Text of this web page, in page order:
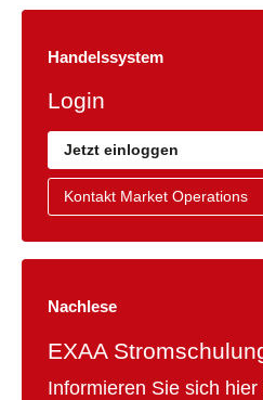
Handelssystem
Login
Jetzt einloggen
Kontakt Market Operations
Nachlese
EXAA
Informieren Sie sich